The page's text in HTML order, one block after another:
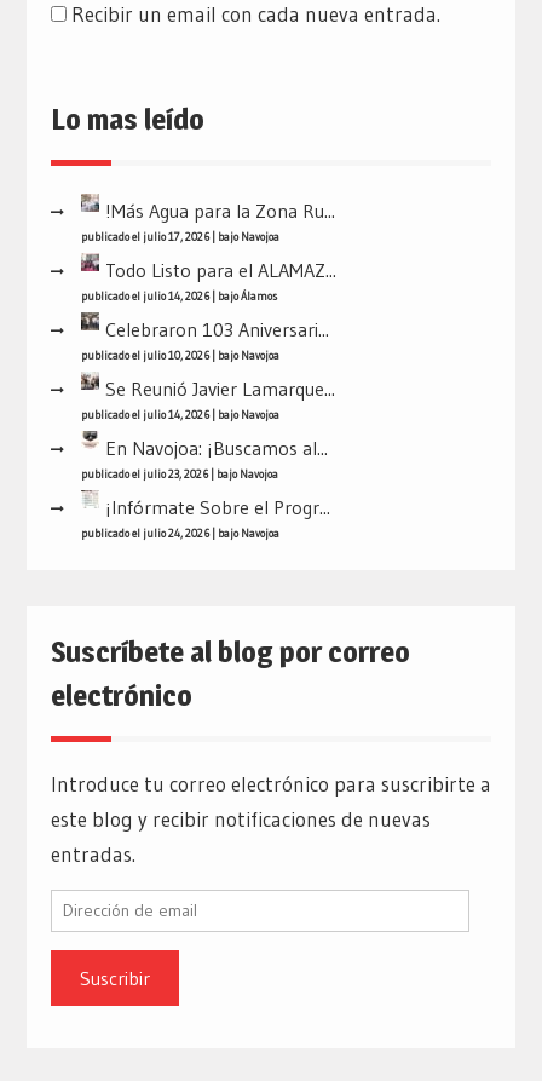
Recibir un email con cada nueva entrada.
Lo mas leído
!Más Agua para la Zona Ru...
publicado el julio 17, 2026| bajo Navojoa
Todo Listo para el ALAMAZ...
publicado el julio 14, 2026| bajoÁlamos
Celebraron 103 Aniversari...
publicado el julio 10, 2026| bajo Navojoa
Se Reunió Javier Lamarque...
publicado el julio 14, 2026| bajo Navojoa
En Navojoa: ¡Buscamos al...
publicado el julio 23, 2026| bajo Navojoa
¡Infórmate Sobre el Progr...
publicado el julio 24, 2026| bajo Navojoa
Suscríbete al blog por correo
electrónico
Introduce tu correo electrónico para suscribirte a
este blog y recibir notificaciones de nuevas
entradas.
Dirección
email